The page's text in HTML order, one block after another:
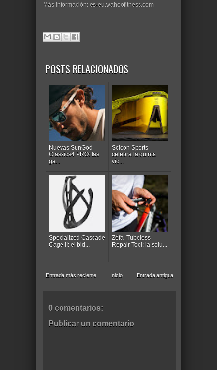
Más información: es-eu.wahoofitness.com
POSTS RELACIONADOS
Nuevas SunGod
Classics4 PRO: las
ga...
Scicon Sports
celebra la quinta
vic...
Specialized Cascade
Cage II: el bid...
Zéfal Tubeless
Repair Tool: la solu...
Entrada más reciente Entrada antigua
Inicio
0 comentarios:
Publicar un comentario